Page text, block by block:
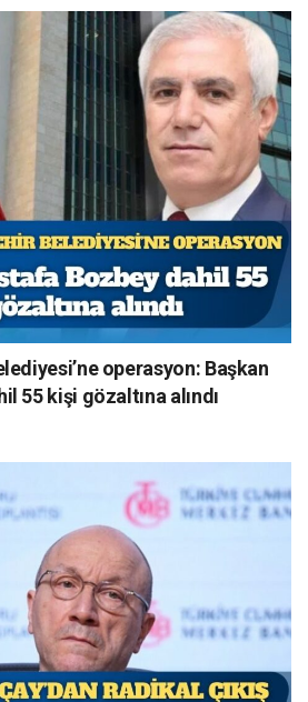
operasyon: Başkan
55 kişi gözaltına alındı